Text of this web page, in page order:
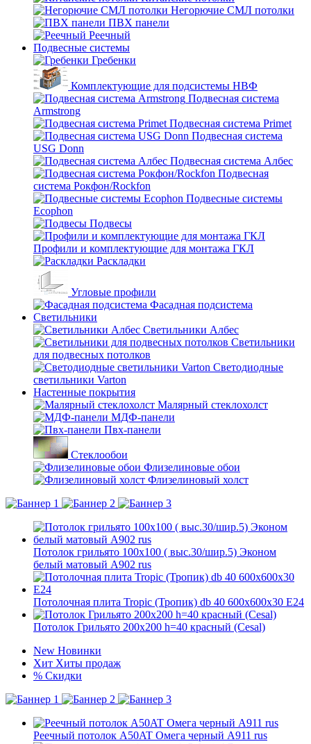
Негорючие СМЛ потолки
ПВХ панели
Реечный
Подвесные системы
Гребенки
Комплектующие для подсистемы НВФ
Подвесная система
Armstrong
Подвесная система Primet
Подвесная система
USG Donn
Подвесная система Албес
Подвесная
система Рокфон/Rockfon
Подвесные системы
Ecophon
Подвесы
Профили и комплектующие для монтажа ГКЛ
Раскладки
Угловые профили
Фасадная подсистема
Светильники
Светильники Албес
Светильники
для подвесных потолков
Светодиодные
светильники Varton
Настенные покрытия
Малярный стеклохолст
МДФ-панели
Пвх-панели
Стеклообои
Флизелиновые обои
Флизелиновый холст
Потолок грильято 100х100 ( выс.30/шир.5) Эконом
белый матовый А902 rus
Потолочная плита Tropic (Тропик) db 40 600x600x30 E24
Потолок Грильято 200x200 h=40 красный (Cesal)
New Новинки
Хит Хиты продаж
% Скидки
Реечный потолок A50AT Омега черный А911 rus